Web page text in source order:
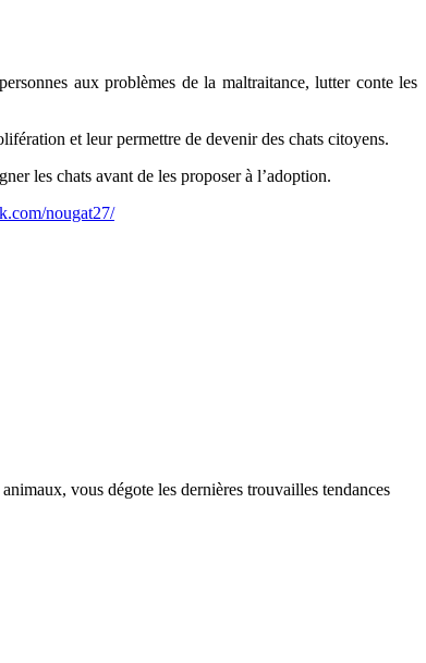
aux problèmes de la maltraitance, lutter conte les
et leur permettre de devenir des chats citoyens.
les chats avant de les proposer à l’adoption.
nougat27/
vous dégote les dernières trouvailles tendances